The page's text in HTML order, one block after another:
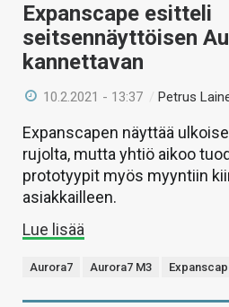
HAKU
Expanscape esitteli
seitsennäyttöisen
kannettavan
10.2.2021 - 13:37 /Petrus
Expanscapen näyttää
rujolta, mutta yhtiö aikoo
prototyypit myös myyntiin
asiakkailleen.
Lue lisää
Aurora7 Aurora7 M3